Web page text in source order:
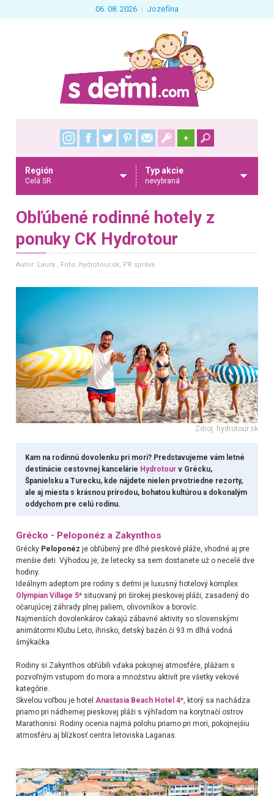
06. 08. 2026 Jozefína
+
Región
Celá SR
Typ akcie
nevybraná
Obľúbené rodinné hotely z
ponuky CK Hydrotour
Autor: Laura , Foto: hydrotour.sk, PR správa
Zdroj: hydrotour.sk
Kam na rodinnú dovolenku pri mori? Predstavujeme vám letné
destinácie cestovnej kancelárie Hydrotourv Grécku,
Španielsku a Turecku, kde nájdete nielen prvotriedne rezorty,
ale aj miesta s krásnou prírodou, bohatou kultúrou a dokonalým
oddychom pre celú rodinu.
Grécko - Peloponéz a Zakynthos
Grécky Peloponéz je obľúbený pre dlhé pieskové pláže, vhodné aj pre
menšie deti. Výhodou je, že letecky sa sem dostanete už o necelé dve
hodiny.
Ideálnym adeptom pre rodiny s deťmi je luxusný hotelový komplex
Olympian Village 5*situovaný pri širokej pieskovej pláži, zasadený do
očarujúcej záhrady plnej paliem, olivovníkov a borovíc.
Najmenších dovolenkárov čakajú zábavné aktivity so slovenskými
animátormi Klubu Leto, ihrisko, detský bazén či 93 m dlhá vodná
šmýkačka.
Rodiny si Zakynthos obľúbili vďaka pokojnej atmosfére, plážam s
pozvoľným vstupom do mora a množstvu aktivít pre všetky vekové
kategórie.
Skvelou voľbou je hotel Anastasia Beach Hotel 4*, ktorý sa nachádza
priamo pri nádhernej pieskovej pláži s výhľadom na korytnačí ostrov
Marathonisi. Rodiny ocenia najmä polohu priamo pri mori, pokojnejšiu
atmosféru aj blízkosť centra letoviska Laganas.